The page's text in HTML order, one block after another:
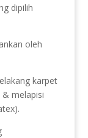
dipilih
oleh
karpet
& melapisi